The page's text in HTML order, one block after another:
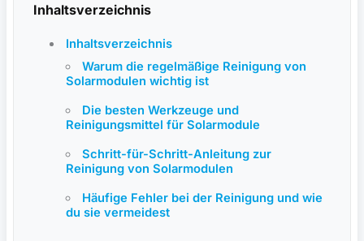
Inhaltsverzeichnis
Inhaltsverzeichnis
Warum die⁢ regelmäßige Reinigung von
Solarmodulen wichtig ist
Die ⁤besten ‌Werkzeuge ⁢und
Reinigungsmittel‍ für Solarmodule
Schritt-für-Schritt-Anleitung zur
Reinigung von Solarmodulen
Häufige ⁣Fehler bei der Reinigung und wie
du sie vermeidest